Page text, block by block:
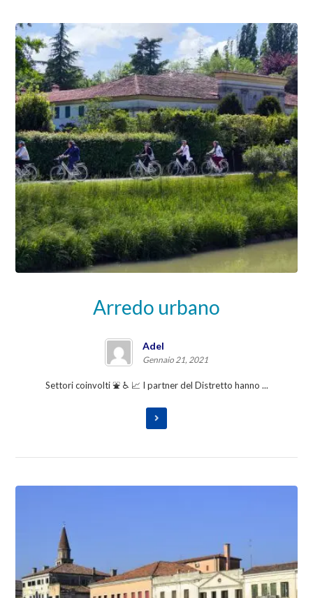
Arredo urbano
Adel
Gennaio 21, 2021
Settori coinvolti ⛲ ♿ 📈 I partner del Distretto hanno ...